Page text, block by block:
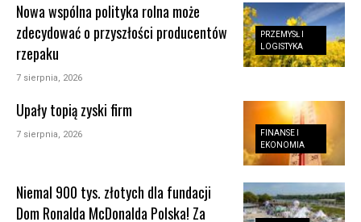
PRZEMYSŁ I
LOGISTYKA
Nowa wspólna polityka rolna może
zdecydować o przyszłości producentów
rzepaku
7 sierpnia, 2026
FINANSE I
EKONOMIA
Upały topią zyski firm
7 sierpnia, 2026
Niemal 900 tys. złotych dla fundacji
Dom Ronalda McDonalda Polska! Za